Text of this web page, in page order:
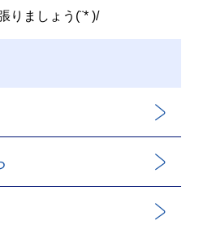
りましょう(¨* )/